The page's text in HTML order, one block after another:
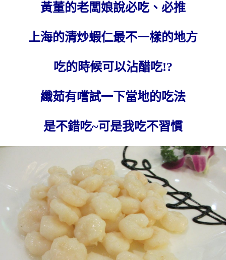
黃董的老闆娘說必吃、必推
上海的清炒蝦仁最不一樣的地方
吃的時候可以沾醋吃!?
纖茹有嚐試一下當地的吃法
是不錯吃~可是我吃不習慣